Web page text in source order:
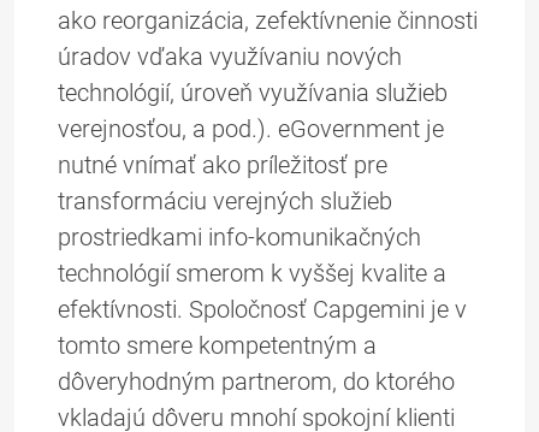
ako reorganizácia, zefektívnenie činnosti
úradov vďaka využívaniu nových
technológií, úroveň využívania služieb
verejnosťou, a pod.). eGovernment je
nutné vnímať ako príležitosť pre
transformáciu verejných služieb
prostriedkami info-komunikačných
technológií smerom k vyššej kvalite a
efektívnosti. Spoločnosť Capgemini je v
tomto smere kompetentným a
dôveryhodným partnerom, do ktorého
vkladajú dôveru mnohí spokojní klienti